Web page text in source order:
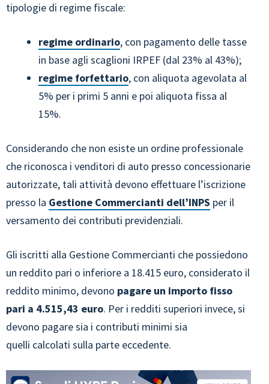
tipologie di regime fiscale:
regime ordinario, con pagamento delle tasse
in base agli scaglioni IRPEF (dal 23% al 43%);
regime forfettario, con aliquota agevolata al
5% per i primi 5 anni e poi aliquota fissa al
15%.
Considerando che non esiste un ordine professionale
che riconosca i venditori di auto presso concessionarie
autorizzate, tali attività devono effettuare l’iscrizione
presso la Gestione Commercianti dell’INPS per il
versamento dei contributi previdenziali.
Gli iscritti alla Gestione Commercianti che possiedono
un reddito pari o inferiore a 18.415 euro, considerato il
reddito minimo, devono pagare un importo fisso
pari a 4.515,43 euro. Per i redditi superiori invece, si
devono pagare sia i contributi minimi sia
quelli calcolati sulla parte eccedente.